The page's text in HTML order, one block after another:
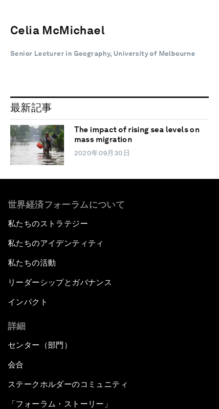
Celia McMichael
Senior Lecturer in Geography, University of Melbourne
最新記事
The impact of rising sea levels on
mass migration
2020年09月30日
世界経済フォーラムについて
私たちのストラテジー
私たちのアイデンティティ
私たちの活動
リーダーシップとガバナンス
インパクト
詳細
センター（部門）
会合
ステークホルダーのコミュニティ
「フォーラム・ストーリー」